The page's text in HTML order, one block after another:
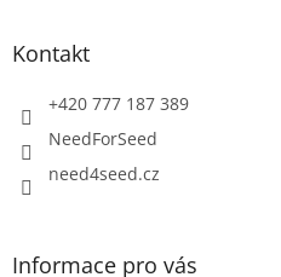
Kontakt
+420 777 187 389
NeedForSeed
need4seed.cz
Informace pro vás